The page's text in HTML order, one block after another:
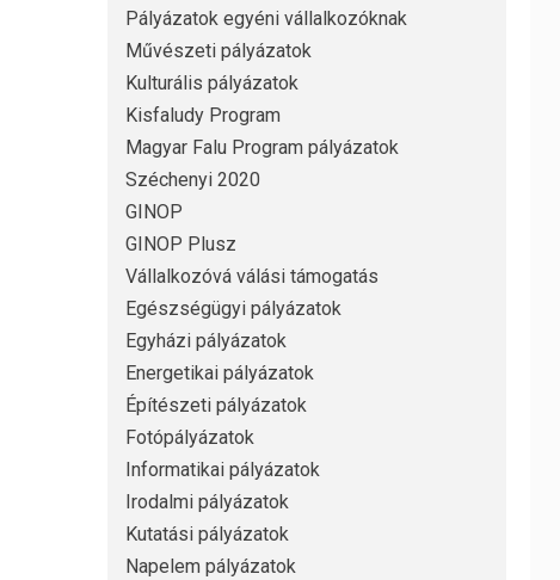
Pályázatok egyéni vállalkozóknak
Művészeti pályázatok
Kulturális pályázatok
Kisfaludy Program
Magyar Falu Program pályázatok
Széchenyi 2020
GINOP
GINOP Plusz
Vállalkozóvá válási támogatás
Egészségügyi pályázatok
Egyházi pályázatok
Energetikai pályázatok
Építészeti pályázatok
Fotópályázatok
Informatikai pályázatok
Irodalmi pályázatok
Kutatási pályázatok
Napelem pályázatok